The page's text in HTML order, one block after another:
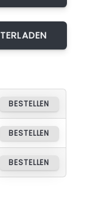
BESTELLEN
BESTELLEN
BESTELLEN